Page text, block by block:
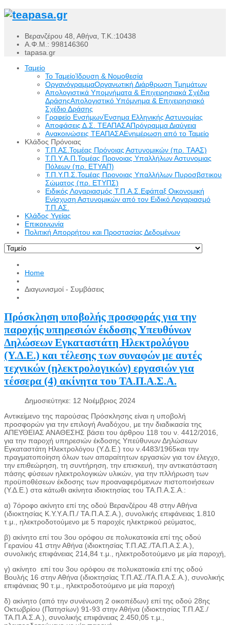
Βερανζέρου 48, Αθήνα, Τ.Κ.:10438
Α.Φ.Μ.: 998146360
tapasa.gr
Ταμείο
Το ΤαμείοΊδρυση & Νομοθεσία
ΟργανόγραμμαΟργανωτική Διάρθρωση Τμημάτων
Απολογιστικά Υπομνήματα & Επιχειρησιακά Σχέδια
ΔράσηςΑπολογιστικό Υπόμνημα & Επιχειρησιακό
Σχέδιο Δράσης
Γραφείο ΕνσήμωνΈνσημα Ελληνικής Αστυνομίας
Αποφάσεις Δ.Σ. ΤΕΑΠΑΣΑΠρόγραμμα Διαύγεια
Ανακοινώσεις ΤΕΑΠΑΣΑΕνημέρωση από το Ταμείο
Κλάδος Πρόνοιας
Τ.Π.ΑΣ.Τομέας Πρόνοιας Αστυνομικών (πρ. ΤΑΑΣ)
Τ.Π.Υ.Α.Π.Τομέας Προνοιας Υπαλλήλων Αστυνομιας
Πόλεων (πρ. ΕΤΥΑΠ)
Τ.Π.Υ.Π.Σ.Τομέας Προνοιας Υπαλλήλων Πυροσβστικου
Σώματος (πρ. ΕΤΥΠΣ)
Ειδικός Λογαριασμός Τ.Π.Α.Σ.Εφάπαξ Οικονομική
Ενίσχυση Αστυνομικών από τον Ειδικό Λογαριασμό
Τ.Π.ΑΣ.
Κλάδος Υγείας
Επικοινωνία
Πολιτική Απορρήτου και Προστασίας Δεδομένων
Home
Διαγωνισμοί - Συμβάσεις
Πρόσκληση υποβολής προσφοράς για την
παροχής υπηρεσιών έκδοσης Υπευθύνων
Δηλώσεων Εγκαταστάτη Ηλεκτρολόγου
(Υ.Δ.Ε.) και τέλεσης των συναφών με αυτές
τεχνικών (ηλεκτρολογικών) εργασιών για
τέσσερα (4) ακίνητα του ΤΑ.Π.Α.Σ.Α.
Δημοσιεύτηκε: 12 Νοέμβριος 2024
Αντικείμενο της παρούσας Πρόσκλησης είναι η υποβολή
προσφορών για την επιλογή Αναδόχου, με την διαδικασία της
ΑΠΕΥΘΕΙΑΣ ΑΝΑΘΕΣΗΣ βάσει του άρθρου 118 του ν. 4412/2016,
για την παροχή υπηρεσιών έκδοσης Υπεύθυνων Δηλώσεων
Εγκαταστάτη Ηλεκτρολόγου (Υ.Δ.Ε.) του ν.4483/1965και την
πραγματοποίηση όλων των απαραίτητων εργασιών για τον έλεγχο,
την επιθεώρηση, τη συντήρηση, την επισκευή, την αντικατάσταση
πάσης φύσεων ηλεκτρολογικών υλικών, για την πλλήρωση των
προϋποθέσεων έκδοσης των προαναφερόμενων πιστοποιήσεων
(Υ.Δ.Ε.) στα κάτωθι ακίνητα ιδιοκτησίας του ΤΑ.Π.Α.Σ.Α.:
α) 7όροφο ακίνητο επί της οδού Βερανζέρου 48 στην Αθήνα
(ιδιοκτησίας Κ.Υ.Υ.Α.Π./ ΤΑ.Π.Α.Σ.Α.), συνολικής επιφάνειας 1.810
τ.μ., ηλεκτροδοτούμενο με 5 παροχές ηλεκτρικού ρεύματος,
β) ακίνητο επί του 3ου ορόφου σε πολυκατοικία επί της οδού
Γερανίου 41 στην Αθήνα (ιδιοκτησίας Τ.Π.ΑΣ./ΤΑ.Π.Α.Σ.Α.),
συνολικής επιφάνειας 214,84 τ.μ., ηλεκτροδοτούμενο με μία παροχή,
γ) ακίνητο επί του 3ου ορόφου σε πολυκατοικία επί της οδού
Βουλής 16 στην Αθήνα (ιδιοκτησίας Τ.Π.ΑΣ./ΤΑ.Π.Α.Σ.Α.), συνολικής
επιφάνειας 90 τ.μ., ηλεκτροδοτούμενο με μία παροχή
δ) ακίνητο (από την συνένωση 2 οικοπέδων) επί της οδού 28ης
Οκτωβρίου (Πατησίων) 91-93 στην Αθήνα (ιδιοκτησίας Τ.Π.ΑΣ./
ΤΑ.Π.Α.Σ.Α.), συνολικής επιφάνειας 2.450,05 τ.μ.,